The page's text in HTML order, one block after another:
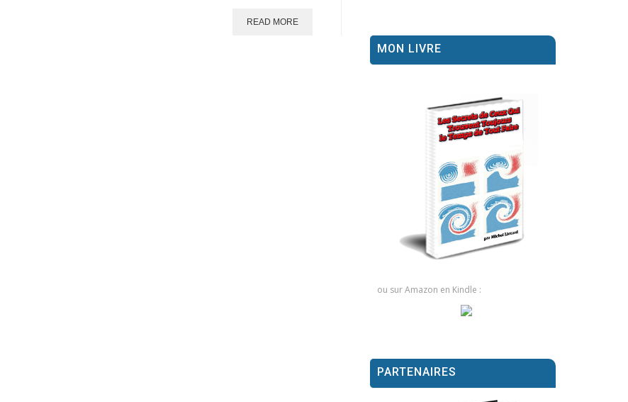
READ MORE
MON LIVRE
ou sur Amazon en Kindle :
PARTENAIRES